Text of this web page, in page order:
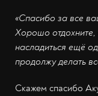
«Спасибо за все
Хорошо отдохните,
насладиться ещё
продолжу делать
Скажем спасибо